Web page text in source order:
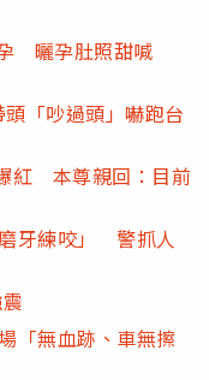
曬孕肚照甜喊
「吵過頭」嚇跑台
紅 本尊親回：目前
牙練咬」 警抓人
「無血跡、車無擦